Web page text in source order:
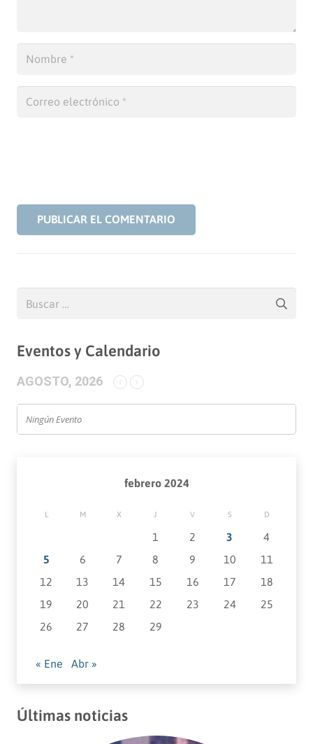
PUBLICAR EL COMENTARIO
Eventos y Calendario
AGOSTO, 2026
Ningún Evento
febrero 2024
L M X J V S D
1 2 3
4
5
6 7 8 9 10
11
12
13 14 15 16 17
18
19
20 21 22 23 24
25
26
27 28 29
« Ene Abr »
Últimas noticias